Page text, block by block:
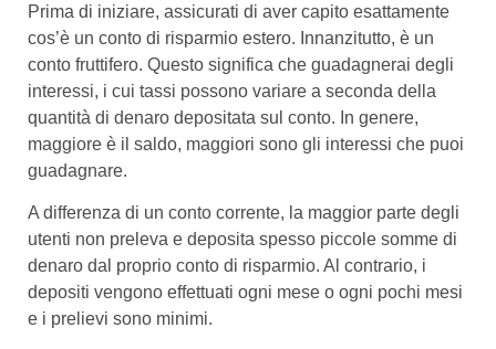
Prima di iniziare, assicurati di aver capito esattamente
cos’è un conto di risparmio estero. Innanzitutto, è un
conto fruttifero. Questo significa che guadagnerai degli
interessi, i cui tassi possono variare a seconda della
quantità di denaro depositata sul conto. In genere,
maggiore è il saldo, maggiori sono gli interessi che puoi
guadagnare.
A differenza di un conto corrente, la maggior parte degli
utenti non preleva e deposita spesso piccole somme di
denaro dal proprio conto di risparmio. Al contrario, i
depositi vengono effettuati ogni mese o ogni pochi mesi
e i prelievi sono minimi.